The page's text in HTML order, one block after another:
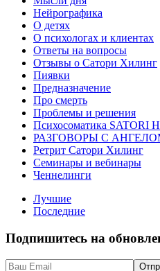
Нейрографика
О детях
О психологах и клиентах
Ответы на вопросы
Отзывы о Сатори Хилинг
Пиявки
Предназначение
Про смерть
Проблемы и решения
Психосоматика SATORI
РАЗГОВОРЫ С
Ретрит Сатори Хилинг
Семинары и вебинары
Ченнелинги
Лучшие
Последние
Подпишитесь на